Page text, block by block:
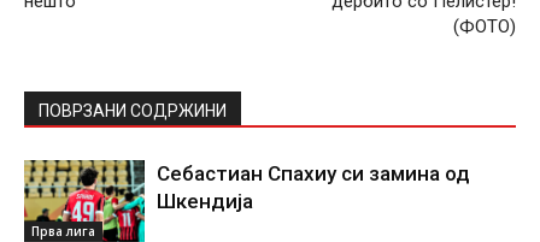
(ФОТО)
ПОВРЗАНИ СОДРЖИНИ
Прва лига
Себастиан Спахиу си замина од
Шкендија